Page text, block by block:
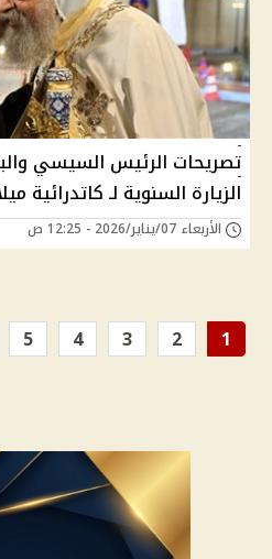
تصريحات الرئيس السيسي
الزيارة السنوية لـ كاتدرائية
الأربعاء 07/يناير/2026 - 12:25 ص
1
2
3
4
5